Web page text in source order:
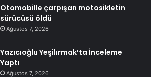
Otomobille çarpışan motosikletin
sürücüsü öldü
Ağustos 7, 2026
Yazıcıoğlu Yeşilırmak’ta İnceleme
Yaptı
Ağustos 7, 2026